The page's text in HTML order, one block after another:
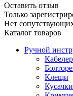
Оставить отзыв
Только
Нет
Каталог товаров
Ручной
Клещи